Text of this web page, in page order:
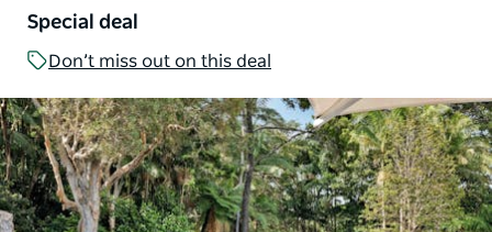
Special deal
Don’t miss out on this deal